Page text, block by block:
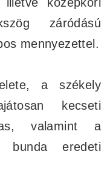
középkori
záródású
mennyezettel.
a székely
kecseti
valamint a
bunda eredeti